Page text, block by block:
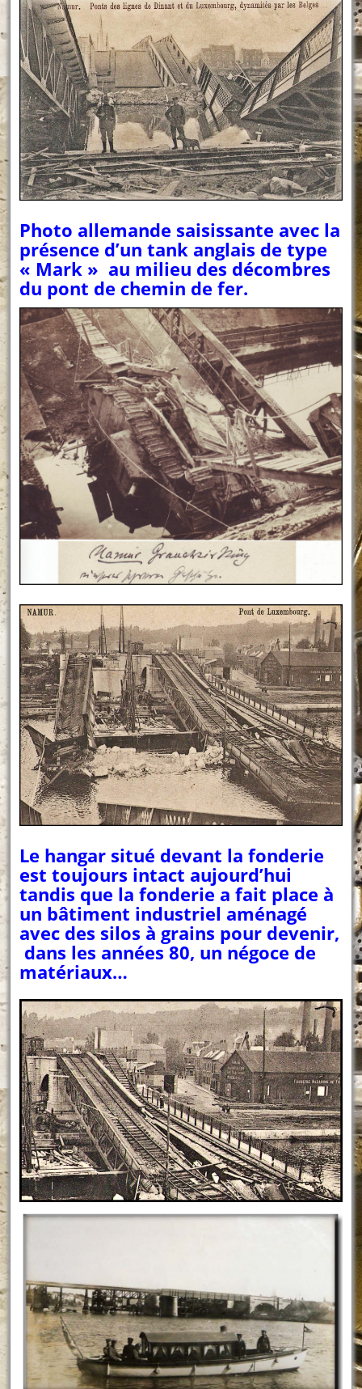
Photo allemande saisissante avec la
présence d’un tank anglais de type
« Mark » au milieu des décombres
du pont de chemin de fer.
Le hangar situé devant la fonderie
est toujours intact aujourd’hui
tandis que la fonderie a fait place à
un bâtiment industriel aménagé
avec des silos à grains pour devenir,
dans les années 80, un négoce de
matériaux…